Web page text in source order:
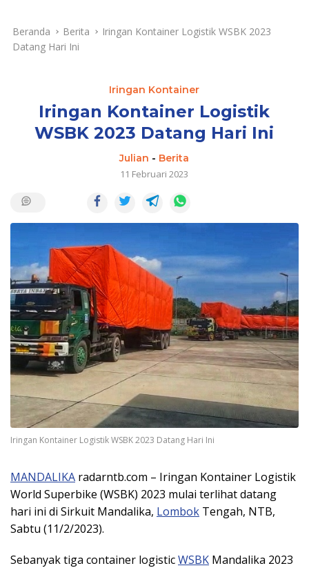
Beranda Berita
Iringan Kontainer Logistik WSBK 2023
Datang Hari Ini
Iringan Kontainer
Iringan Kontainer Logistik
WSBK 2023 Datang Hari Ini
Julian - Berita
11 Februari 2023
Iringan Kontainer Logistik WSBK 2023 Datang Hari Ini
MANDALIKA radarntb.com – Iringan Kontainer Logistik
World Superbike (WSBK) 2023 mulai terlihat datang
hari ini di Sirkuit Mandalika, Lombok Tengah, NTB,
Sabtu (11/2/2023).
Sebanyak tiga container logisticWSBK Mandalika 2023